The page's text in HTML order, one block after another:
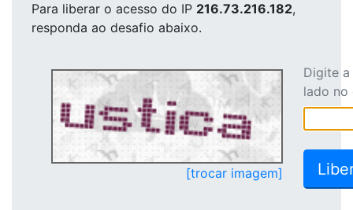
Para liberar o acesso do IP 216.73.216.182,
responda ao desafio abaixo.
[trocar imagem]
Digite
lado no